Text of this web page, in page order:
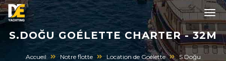
S.DOĞU GOÉLETTE CHARTER - 32M
Accueil Notre flotte Location de Goélette S.Doğu